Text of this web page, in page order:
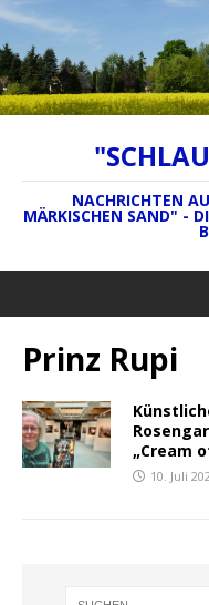
NACHRICHTEN
MÄRKISCHEN SAND" -
Prinz Rupi
„Cream
10. Juli